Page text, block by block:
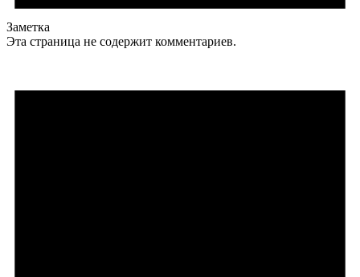
Заметка
Эта страница не содержит комментариев.